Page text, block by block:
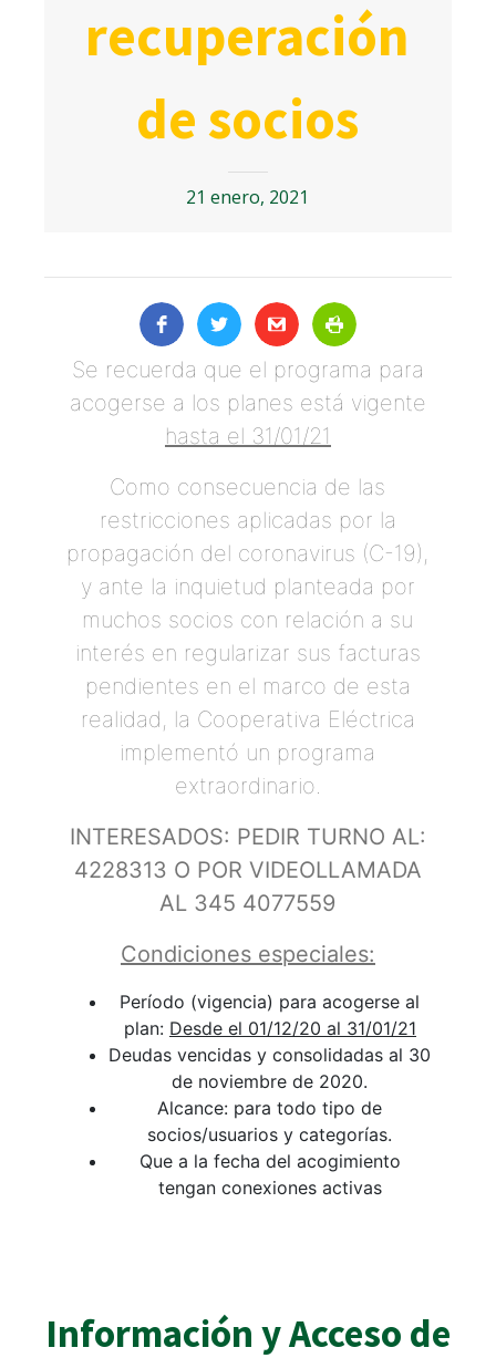
recuperación
de socios
21 enero, 2021
Se recuerda que el programa para
acogerse a los planes está vigente
hasta el 31/01/21
Como consecuencia de las
restricciones aplicadas por la
propagación del coronavirus (C-19),
y ante la inquietud planteada por
muchos socios con relación a su
interés en regularizar sus facturas
pendientes en el marco de esta
realidad, la Cooperativa Eléctrica
implementó un programa
extraordinario.
INTERESADOS: PEDIR TURNO AL:
4228313 O POR VIDEOLLAMADA
AL 345 4077559
Condiciones especiales:
Período (vigencia) para acogerse al
plan: Desde el 01/12/20 al 31/01/21
Deudas vencidas y consolidadas al 30
de noviembre de 2020.
Alcance: para todo tipo de
socios/usuarios y categorías.
Que a la fecha del acogimiento
tengan conexiones activas
Información y Acceso de